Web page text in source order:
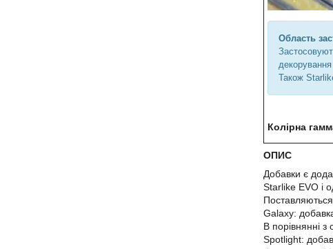
Область
Також
Колірна
ОПИС
Добавки є
Starlike EVO і
Поставляються
Galaxy:
В порівнянні
Spotlight: